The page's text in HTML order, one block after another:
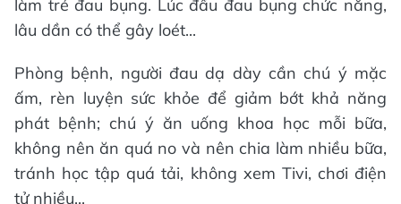
làm trẻ đau bụng. Lúc đầu đau bụng chức năng,
lâu dần có thể gây loét...
Phòng bệnh, người đau dạ dày cần chú ý mặc
ấm, rèn luyện sức khỏe để giảm bớt khả năng
phát bệnh; chú ý ăn uống khoa học mỗi bữa,
không nên ăn quá no và nên chia làm nhiều bữa,
tránh học tập quá tải, không xem Tivi, chơi điện
tử nhiều...